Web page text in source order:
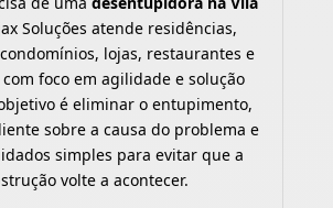
Soluções atende residências,
lojas, restaurantes e
foco em agilidade e solução
é eliminar o entupimento,
sobre a causa do problema e
simples para evitar que a
volte a acontecer.